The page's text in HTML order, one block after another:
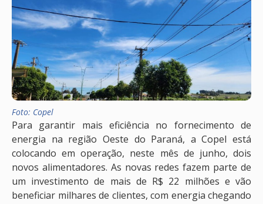
Foto: Copel
Para garantir mais eficiência no fornecimento de
energia na região Oeste do Paraná, a Copel está
colocando em operação, neste mês de junho, dois
novos alimentadores. As novas redes fazem parte de
um investimento de mais de R$ 22 milhões e vão
beneficiar milhares de clientes, com energia chegando